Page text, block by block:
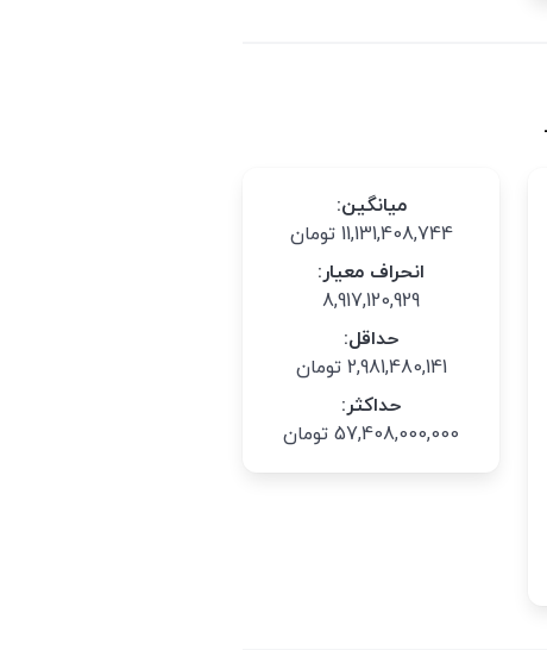
میانگین:
11,131,408,744 تومان
انحراف معیار:
8,917,120,929
حداقل:
2,981,480,141 تومان
حداکثر:
57,408,000,000 تومان